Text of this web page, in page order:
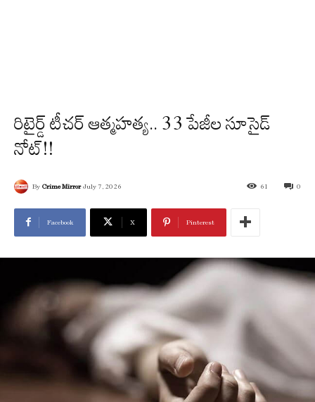
రిటైర్డ్ టీచర్ ఆత్మహత్య..​ 33 పేజీల సూసైడ్
నోట్!!
By Crime Mirror July 7, 2026 0
61
Facebook X Pinterest